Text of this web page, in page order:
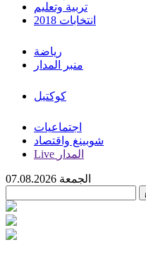
تربية وتعليم
انتخابات 2018
رياضة
منبر المدار
كوكتيل
اجتماعيات
شوبينغ واقتصاد
Live المدار